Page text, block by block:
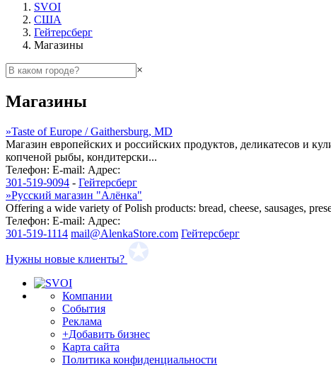
SVOI
США
Гейтерсберг
Магазины
×
Магазины
»Taste of Europe / Gaithersburg, MD
Магазин европейских и российских продуктов, деликатесов и
копченой рыбы, кондитерски...
Телефон: E-mail: Адрес:
301-519-9094 - Гейтерсберг
»Русский магазин "Алёнка"
Offering a wide variety of Polish products: bread, cheese, sausages,
Телефон: E-mail: Адрес:
301-519-1114 mail@AlenkaStore.com Гейтерсберг
Нужны новые клиенты?
Компании
События
Реклама
+Добавить бизнес
Карта сайта
Политика конфиденциальности